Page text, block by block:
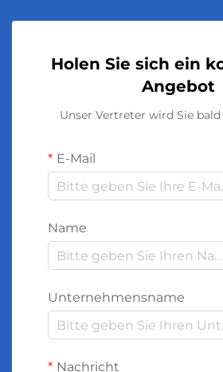
Holen Sie sich ein
Angebot
Unser Vertreter wird Sie
E-Mail
Name
Unternehmensname
Nachricht